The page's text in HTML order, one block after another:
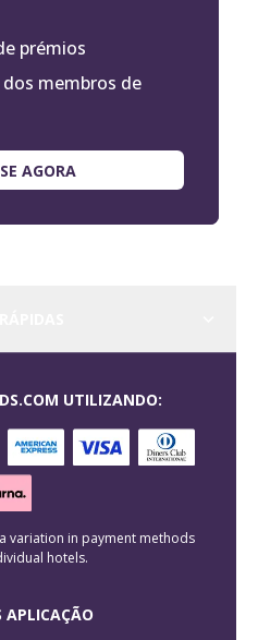
prémios
membros de
AGORA
APLICAÇÃO
UTILIZANDO:
variation in payment methods
hotels.